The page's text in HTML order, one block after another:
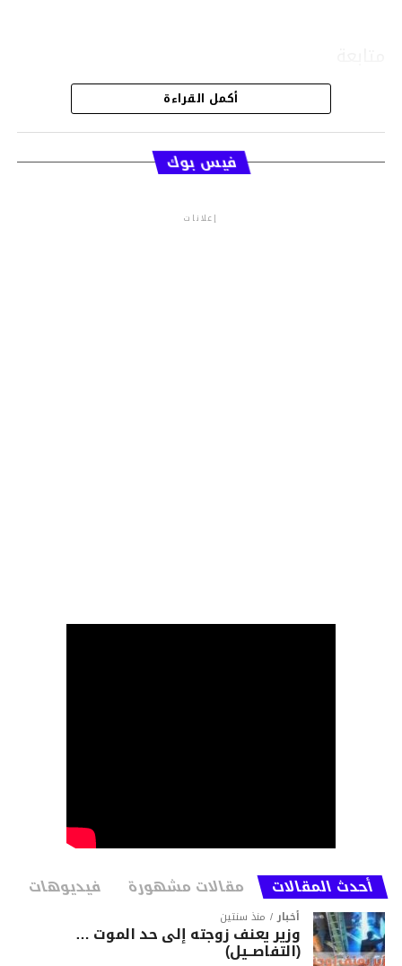
قسم الاخبار
أكمل القراءة
فيس بوك
إعلانات
أحدث المقالات مقالات مشهورة فيديوهات
أخبار منذ سنتين
وزير يعنف زوجته إلى حد الموت …
(التفاصــيل)